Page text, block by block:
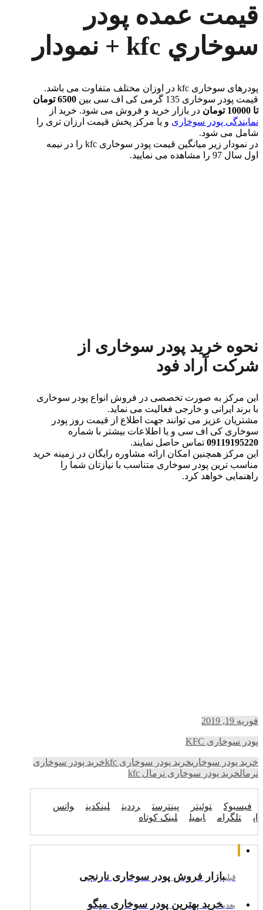
قیمت عمده پودر
سوخاري kfc + نمودار
پودرهای سوخاری kfc در اوزان مختلف متفاوت می باشد.
قیمت پودر سوخاری 135 گرمی کی اف سی بین
6500 تومان
تا 10000 تومان
در بازار خرید و فروش می شود. خرید از
نمایندگی پودر سوخاری و یا مرکز پخش قیمت ارزان تری را
شامل می شود.
در نمودار زیر میانگین قیمت پودر سوخاری kfc را در نیمه
اول سال 97 را مشاهده می نمایید.
نحوه خرید پودر سوخاری از
شرکت آراد فود
این مرکز به صورت تخصصی در فروش انواع پودر سوخاری
با برند ایرانی و خارجی فعالیت می نماید.
مشتریان عزیز می توانند جهت اطلاع از قیمت روز پودر
سوخاری کی اف سی و یا اطلاعات بیشتر با شماره
09119195220 تماس حاصل نمایند.
این مرکز همچنین امکان ارائه مشاوره رایگان در زمینه خرید
مناسب ترین پودر سوخاری متناسب با نیازتان شما را
راهنمایی خواهد کرد.
فوریه 19, 2019
پودر سوخاری KFC
خرید پودر سوخاریخرید پودر سوخاری kfc
خرید پودر سوخاری
نرمالخرید پودر سوخاری نرمال kfc
فیسبوک توئیتر پینترست رددیت لینکدین
واتس
اپ
تلگرام ایمیل لینک کوتاه
قبلیبازار فروش پودر سوخاری نارنجی
بعدیخرید بهترین پودر سوخاری میگو